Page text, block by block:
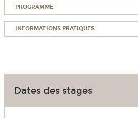
PROGRAMME
INFORMATIONS PRATIQUES
Dates des stages